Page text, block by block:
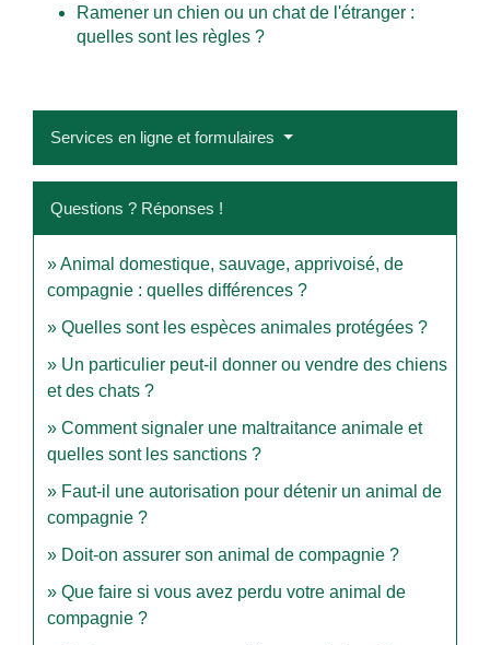
Ramener un chien ou un chat de l'étranger :
quelles sont les règles ?
Services en ligne et formulaires
Questions ? Réponses !
Animal domestique, sauvage, apprivoisé, de
compagnie : quelles différences ?
Quelles sont les espèces animales protégées ?
Un particulier peut-il donner ou vendre des chiens
et des chats ?
Comment signaler une maltraitance animale et
quelles sont les sanctions ?
Faut-il une autorisation pour détenir un animal de
compagnie ?
Doit-on assurer son animal de compagnie ?
Que faire si vous avez perdu votre animal de
compagnie ?